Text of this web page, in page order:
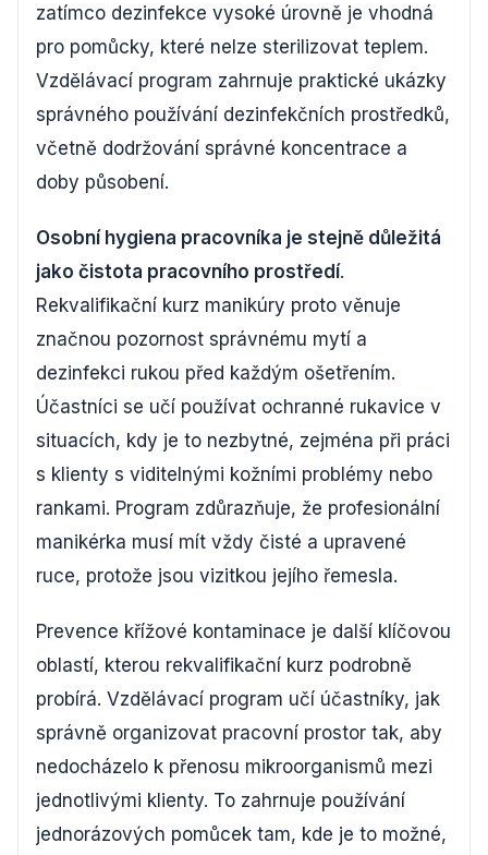
zatímco dezinfekce vysoké úrovně je vhodná
pro pomůcky, které nelze sterilizovat teplem.
Vzdělávací program zahrnuje praktické ukázky
správného používání dezinfekčních prostředků,
včetně dodržování správné koncentrace a
doby působení.
Osobní hygiena pracovníka je stejně důležitá
jako čistota pracovního prostředí.
Rekvalifikační kurz manikúry proto věnuje
značnou pozornost správnému mytí a
dezinfekci rukou před každým ošetřením.
Účastníci se učí používat ochranné rukavice v
situacích, kdy je to nezbytné, zejména při práci
s klienty s viditelnými kožními problémy nebo
rankami. Program zdůrazňuje, že profesionální
manikérka musí mít vždy čisté a upravené
ruce, protože jsou vizitkou jejího řemesla.
Prevence křížové kontaminace je další klíčovou
oblastí, kterou rekvalifikační kurz podrobně
probírá. Vzdělávací program učí účastníky, jak
správně organizovat pracovní prostor tak, aby
nedocházelo k přenosu mikroorganismů mezi
jednotlivými klienty. To zahrnuje používání
jednorázových pomůcek tam, kde je to možné,